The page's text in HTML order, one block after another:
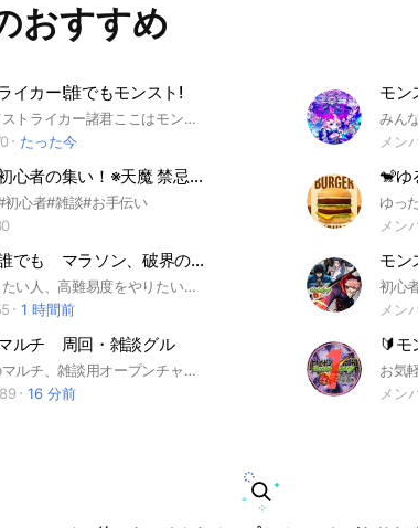
ので日常会話はOKです ・クエストは人を集
ますのでご理解下さい 前置きが長くなりまし
守って楽しい オプ生活を😌🙏🏻💭
おすすめ
イカー!誰でもモンスト!
初めましてストライカー諸君ここはモンストのオプです! 素材集め・絆周回・メダル集め・高難易度周回・高難易度制覇・運極づくり・フレンド集め・雑談・コラボ予想などなどほぼ全てに対応!新人も古参も幅広く歓迎! #モンスターストライク #モンスト #ゲーム #制覇 #運極 #絆 #周回
たった今
メン
モンスト初心者の集い！※天魔 禁忌お手伝い イベント周回など！！
心者#雑談#お手伝い
🐒ゆ
メン
モンスト誰でも マラソン、破界の星墓
マラソンしたい人、高難易度をやりたい人来てください！ よろしくお願いします！ #モンスト #モンスト運極 #モンストマルチ #初心者 #上級者 #黎絶 #高難易度 #破界の星墓
1 時間前
メン
ルチ 周回・雑談グル
モンストのマルチ、雑談用オープンチャットです！ 入ったらまず最初にノートを見てください！メンバーが多く、周回がスムーズです！ 初心者の方大歓迎！みんな優しいから是非気軽に遊びに来てね！
16 分前
メン